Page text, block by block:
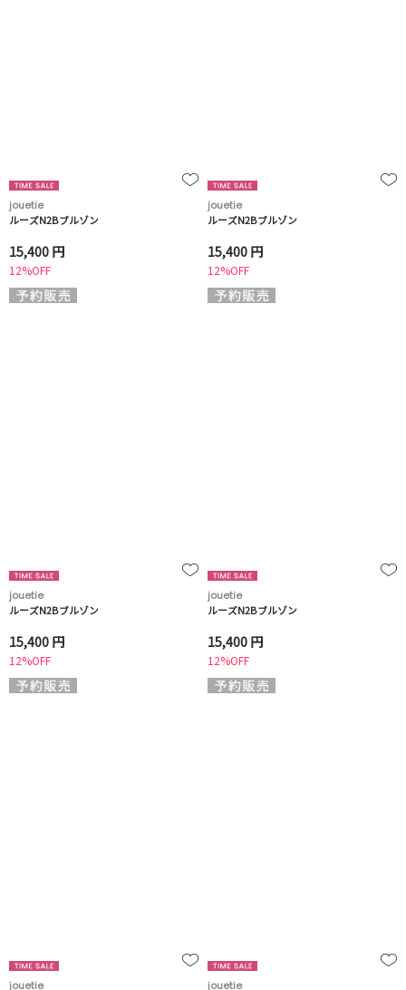
jouetie
ルーズN2Bブルゾン
15,400 円
12%OFF
jouetie
ルーズN2Bブルゾン
15,400 円
12%OFF
jouetie
ルーズN2Bブルゾン
15,400 円
12%OFF
jouetie
ルーズN2Bブルゾン
15,400 円
12%OFF
jouetie
jouetie